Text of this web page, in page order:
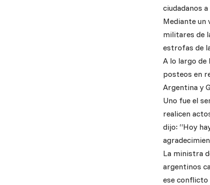
ciudadanos
Mediante un
militares de
estrofas de
A lo largo de
posteos en
Argentina y
Uno fue el
realicen
dijo: “Hoy
La ministra
argentinos
ese conflicto